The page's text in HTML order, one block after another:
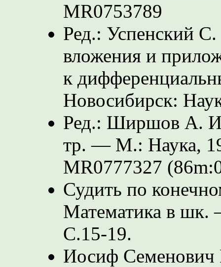
MR0753789
Ред.: Успенский
вложения и
к
Новосибирск:
Ред.: Ширшов А.
тр. — М.: Наука,
MR0777327
Судить по
Математика в
С.15-19.
Иосиф Семенович